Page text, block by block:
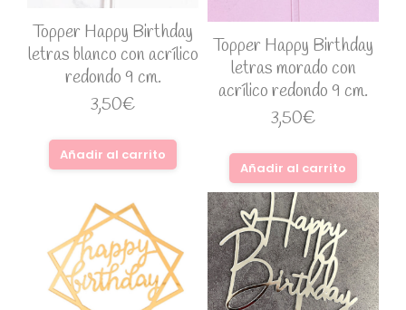
Topper Happy Birthday
letras blanco con acrílico
redondo 9 cm.
3,50€
Añadir al carrito
Topper Happy Birthday
letras morado con
acrílico redondo 9 cm.
3,50€
Añadir al carrito